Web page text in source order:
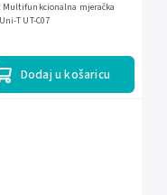
Dodaj u košaricu
Multifunkcionalna mjeračka
T UT-C07